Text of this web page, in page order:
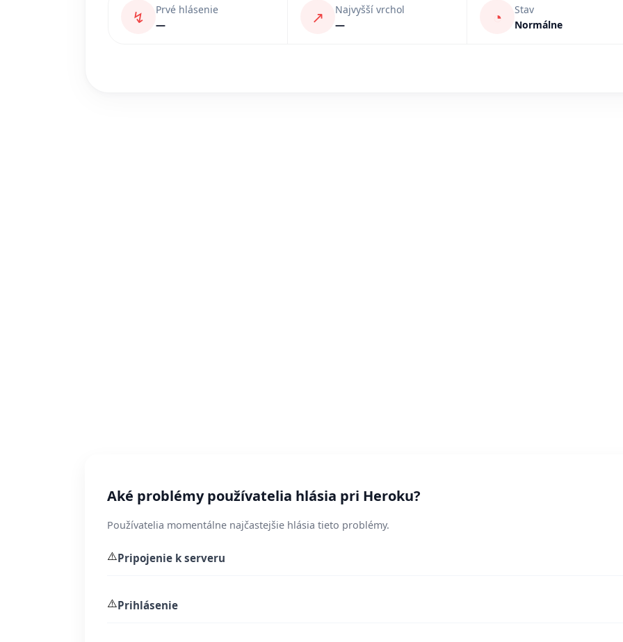
↯
Prvé hlásenie
—
↗
Najvyšší vrchol
—
◔
Stav
Normálne
Aké problémy používatelia hlásia pri Heroku?
Používatelia momentálne najčastejšie hlásia tieto problémy.
⚠️Pripojenie k serveru
⚠️Prihlásenie